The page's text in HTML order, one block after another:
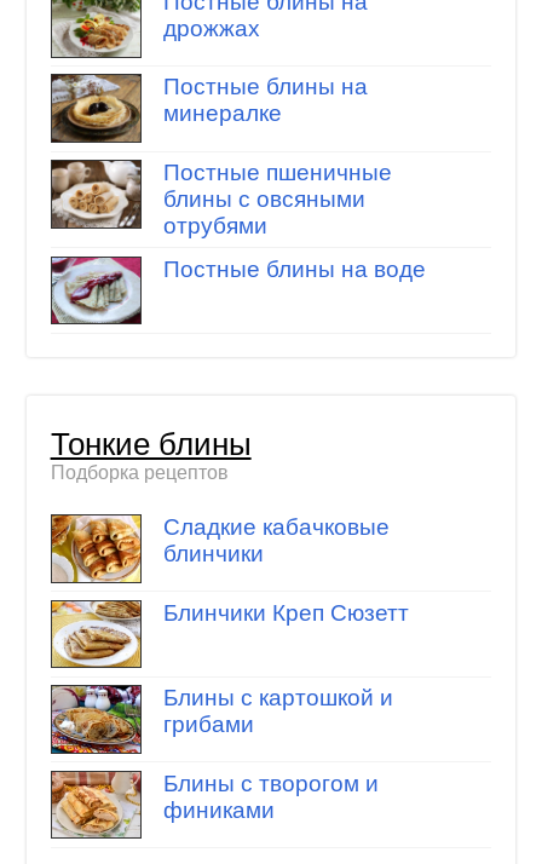
дрожжах
Постные блины на
минералке
Постные пшеничные
блины с овсяными
отрубями
Постные блины на воде
Тонкие блины
Подборка рецептов
Сладкие кабачковые
блинчики
Блинчики Креп Сюзетт
Блины с картошкой и
грибами
Блины с творогом и
финиками